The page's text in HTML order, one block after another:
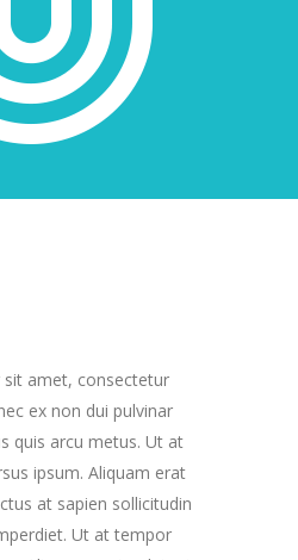
amet, consectetur
ex non dui pulvinar
quis arcu metus. Ut at
ipsum. Aliquam erat
at sapien sollicitudin
Ut at tempor